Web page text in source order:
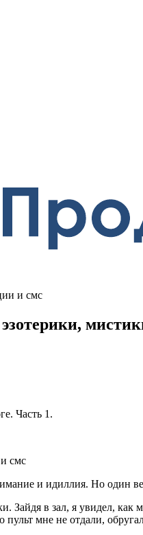
и смс
Часть 1.
и идиллия. Но один
в зал, я увидел, как
мне не отдали,